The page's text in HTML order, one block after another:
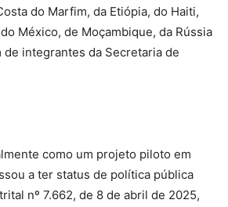
do Marfim, da Etiópia, do Haiti,
México, de Moçambique, da Rússia
de integrantes da Secretaria de
como um projeto piloto em
a ter status de política pública
nº 7.662, de 8 de abril de 2025,